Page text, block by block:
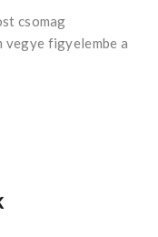
csomag
vegye figyelembe a